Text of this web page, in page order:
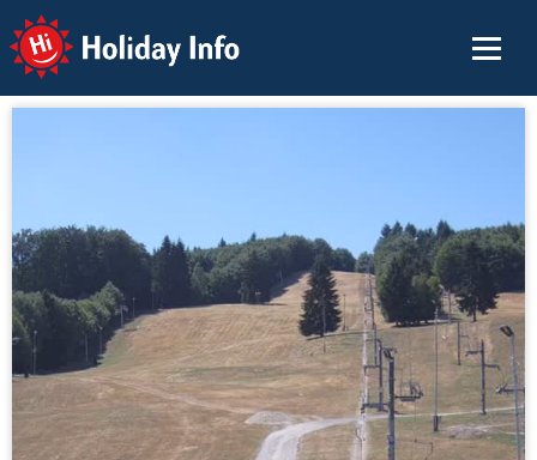
Holiday Info